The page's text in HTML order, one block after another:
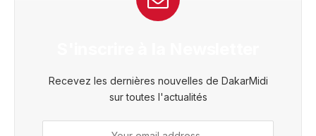
Recevez les dernières nouvelles de DakarMidi
sur toutes l'actualités